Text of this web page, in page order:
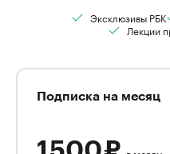
Эксклюзивы РБК
Лекции
Подписка на месяц